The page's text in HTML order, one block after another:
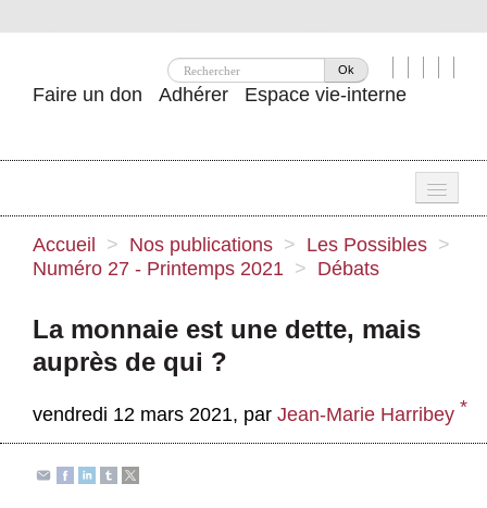
Ok
Faire un don Adhérer Espace vie-interne
Attac ?
Se mobiliser
Publications
Accueil > Nos publications > Les Possibles >
Numéro 27 - Printemps 2021 > Débats
La monnaie est une dette, mais
auprès de qui ?
vendredi 12 mars 2021, par Jean-Marie Harribey *